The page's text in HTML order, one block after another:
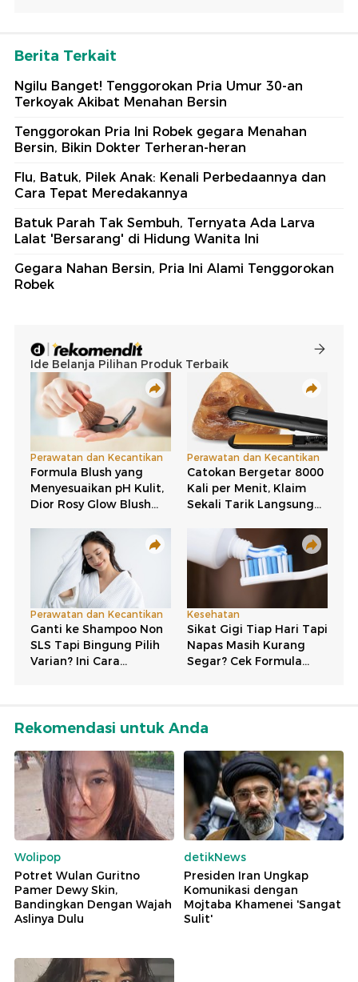
Berita Terkait
Ngilu Banget! Tenggorokan Pria Umur 30-an
Terkoyak Akibat Menahan Bersin
Tenggorokan Pria Ini Robek gegara Menahan
Bersin, Bikin Dokter Terheran-heran
Flu, Batuk, Pilek Anak: Kenali Perbedaannya dan
Cara Tepat Meredakannya
Batuk Parah Tak Sembuh, Ternyata Ada Larva
Lalat 'Bersarang' di Hidung Wanita Ini
Gegara Nahan Bersin, Pria Ini Alami Tenggorokan
Robek
Rekomendasi untuk Anda
Wolipop
Potret Wulan Guritno
Pamer Dewy Skin,
Bandingkan Dengan Wajah
Aslinya Dulu
detikNews
Presiden Iran Ungkap
Komunikasi dengan
Mojtaba Khamenei 'Sangat
Sulit'